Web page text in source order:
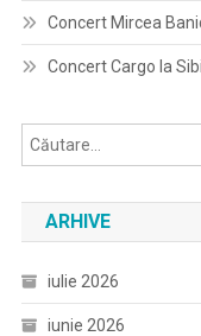
Concert Mircea
Concert Cargo la
ARHIVE
iulie 2026
iunie 2026